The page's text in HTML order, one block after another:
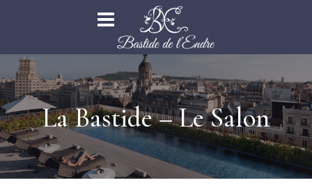
La Bastide – Le Salon